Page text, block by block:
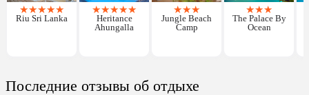
★★★★★
Riu Sri Lanka
★★★★★
Heritance
Ahungalla
★★★
Jungle Beach
Camp
★★★
The Palace By
Ocean
Последние отзывы об отдыхе